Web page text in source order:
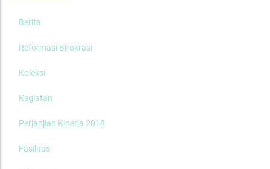
Berita
Reformasi Birokrasi
Koleksi
Kegiatan
Perjanjian Kinerja 2018
Fasilitas